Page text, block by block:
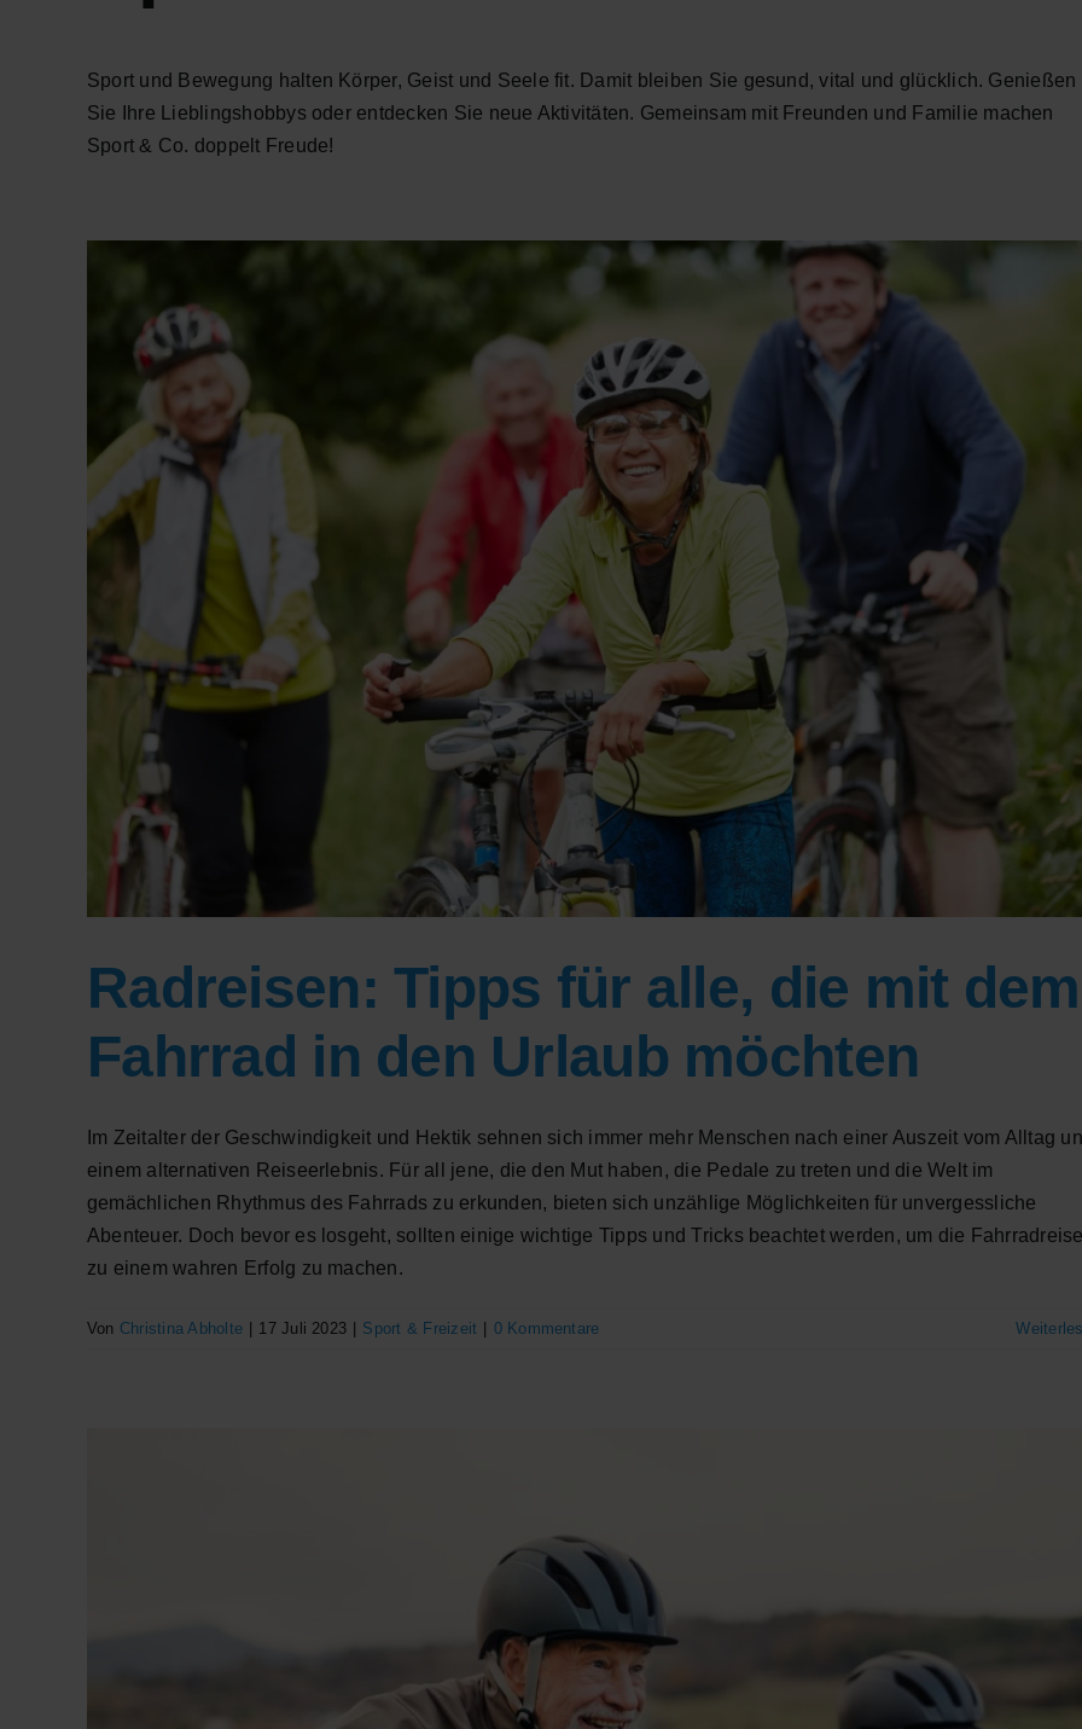
Sport und Bewegung halten Körper, Geist und Seele fit. Damit bleiben Sie gesund, vital und glücklich. Genießen
Sie Ihre Lieblingshobbys oder entdecken Sie neue Aktivitäten. Gemeinsam mit Freunden und Familie machen
Sport & Co. doppelt Freude!
Radreisen: Tipps für alle, die mit dem
Fahrrad in den Urlaub möchten
Im Zeitalter der Geschwindigkeit und Hektik sehnen sich immer mehr Menschen nach einer Auszeit vom Alltag
einem alternativen Reiseerlebnis. Für all jene, die den Mut haben, die Pedale zu treten und die Welt im
gemächlichen Rhythmus des Fahrrads zu erkunden, bieten sich unzählige Möglichkeiten für unvergessliche
Abenteuer. Doch bevor es losgeht, sollten einige wichtige Tipps und Tricks beachtet werden, um die Fahrradreise
zu einem wahren Erfolg zu machen.
Von Christina Abholte | 17 Juli 2023 | Sport & Freizeit | 0 Kommentare